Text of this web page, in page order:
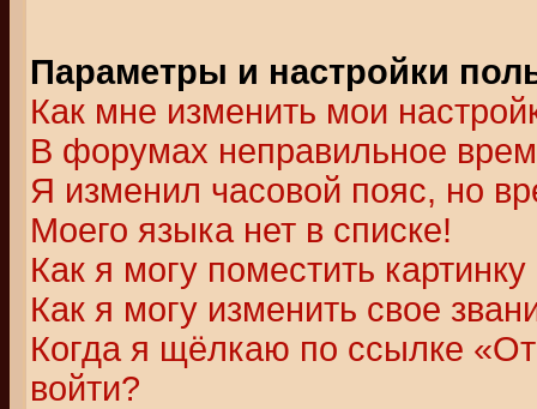
Параметры и настройки
Как мне изменить мои
В форумах неправильное
Я изменил часовой пояс, но
Моего языка нет в списке!
Как я могу поместить
Как я могу изменить свое
Когда я щёлкаю по ссылке
войти?